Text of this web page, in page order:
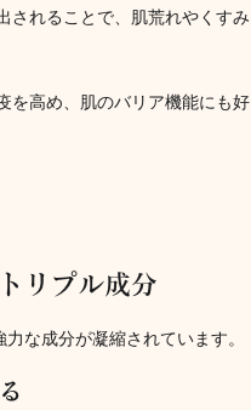
されることで、肌荒れやくすみ
を高め、肌のバリア機能にも好
リプル成分
な成分が凝縮されています。